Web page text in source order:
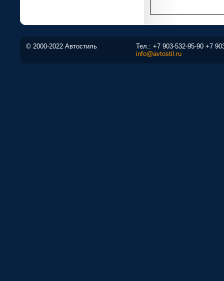
© 2000-2022 Автостиль Тел.: +7 903-532-95-90 +7
info@avtostil.ru